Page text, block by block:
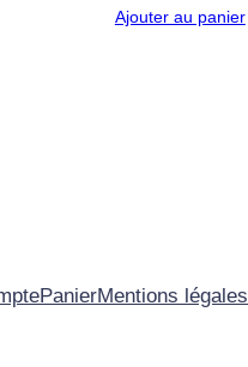
Ajouter au panier
PanierMentions légales